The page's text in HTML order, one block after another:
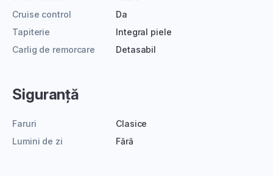
Cruise control
Da
Tapiterie
Integral piele
Carlig de remorcare
Detasabil
Siguranță
Faruri
Clasice
Lumini de zi
Fără